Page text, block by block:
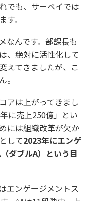
でも、サーベイでは
す。
なんです。部課長も
、絶対に活性化して
えてきましたが、こ
。
アは上がってきまし
に売上250億」とい
には組織改革が欠か
して2023年にエンゲ
ダブルA）という目
エンゲージメントス